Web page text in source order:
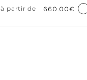
à partir de
660.00€